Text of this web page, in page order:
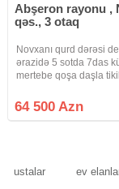
Abşeron rayonu ,
qəs., 3 otaq
Novxanı qurd dərəsi
ərazidə 5 sotda 7das
mertebe qoşa daşla
kupca var kamunaları
super bağın qarşısı
64 500 Azn
ustalar ev